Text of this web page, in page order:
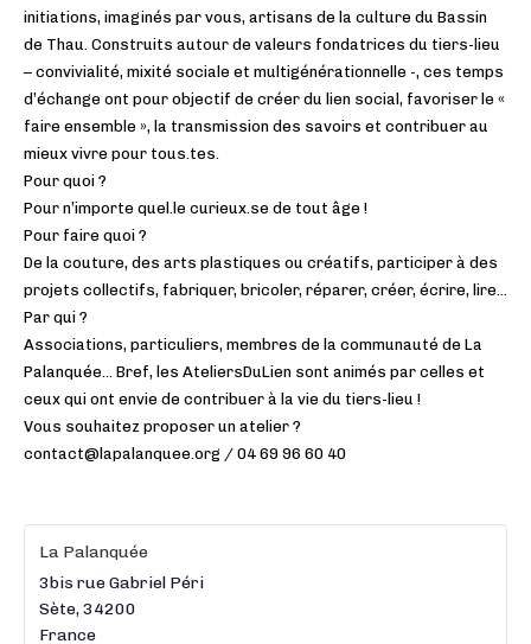
initiations, imaginés par vous, artisans de la culture du Bassin
de Thau. Construits autour de valeurs fondatrices du tiers-lieu
– convivialité, mixité sociale et multigénérationnelle -, ces temps
d’échange ont pour objectif de créer du lien social, favoriser le «
faire ensemble », la transmission des savoirs et contribuer au
mieux vivre pour tous.tes.
Pour quoi ?
Pour n’importe quel.le curieux.se de tout âge !
Pour faire quoi ?
De la couture, des arts plastiques ou créatifs, participer à des
projets collectifs, fabriquer, bricoler, réparer, créer, écrire, lire…
Par qui ?
Associations, particuliers, membres de la communauté de La
Palanquée… Bref, les AteliersDuLien sont animés par celles et
ceux qui ont envie de contribuer à la vie du tiers-lieu !
Vous souhaitez proposer un atelier ?
contact@lapalanquee.org / 04 69 96 60 40
La Palanquée
3bis rue Gabriel Péri
Sète,34200
France